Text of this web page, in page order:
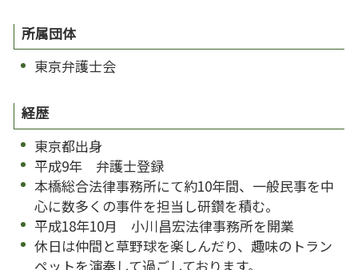
所属団体
東京弁護士会
経歴
東京都出身
平成9年 弁護士登録
本橋総合法律事務所にて約10年間、一般民事を中
心に数多くの事件を担当し研鑽を積む。
平成18年10月 小川昌宏法律事務所を開業
休日は仲間と草野球を楽しんだり、趣味のトラン
ペットを演奏して過ごしております。